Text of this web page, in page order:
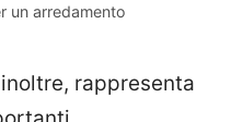
un arredamento
rappresenta